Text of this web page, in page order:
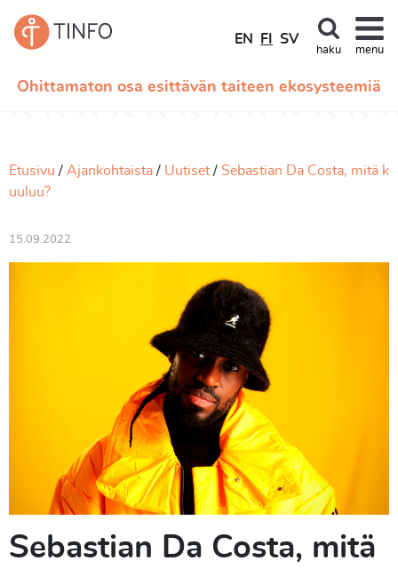
Ohittamaton osa esittävän taiteen ekosysteemiä
EN FI SV
haku menu
Etusivu Ajankohtaista Uutiset
Sebastian Da Costa, mitä k
uuluu?
15.09.2022
Sebastian Da Costa, mitä